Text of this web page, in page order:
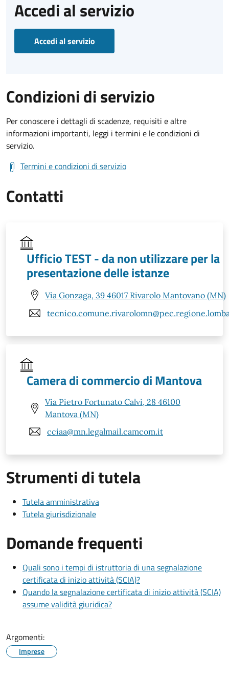
Accedi al servizio
Accedi al servizio
Condizioni di servizio
Per conoscere i dettagli di scadenze, requisiti e altre
informazioni importanti, leggi i termini e le condizioni di
servizio.
Termini e condizioni di servizio
Contatti
Ufficio TEST - da non utilizzare per la
presentazione delle istanze
Via Gonzaga, 39 46017 Rivarolo Mantovano (MN)
Camera di commercio di Mantova
Via Pietro Fortunato Calvi, 28 46100
Mantova (MN)
cciaa@mn.legalmail.camcom.it
Strumenti di tutela
Tutela amministrativa
Tutela giurisdizionale
Domande frequenti
Quali sono i tempi di istruttoria di una segnalazione
certificata di inizio attività (SCIA)?
Quando la segnalazione certificata di inizio attività (SCIA)
assume validità giuridica?
Argomenti:
Imprese